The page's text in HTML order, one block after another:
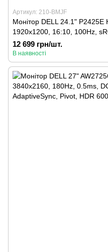
Артикул: 210-BMJF
Монітор DELL 24.1" P2425E
1920x1200, 16:10, 100Hz,
12 699 грн/шт.
В наявності